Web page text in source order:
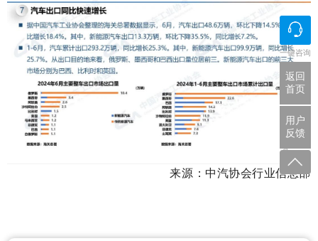
来源：中汽协会行业信息部
一键咨询
返回
首页
用户
反馈